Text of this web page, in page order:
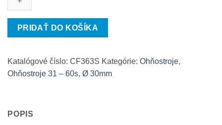
ránPRIDAŤ DO KOŠÍKA
Katalógové číslo: CF363S Kategórie: Ohňostroje,
Ohňostroje 31 – 60s, Ø 30mm
POPIS